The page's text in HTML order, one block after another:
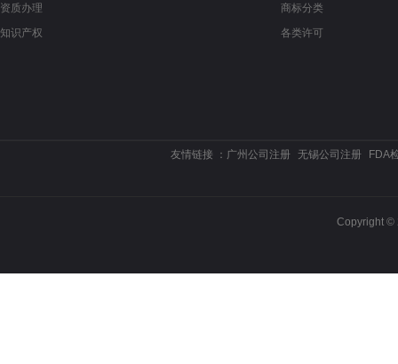
资质办理
知识产权
商标分类
各类许可
友情链接 ： 广州公司注册 无锡公司注册 FDA
Copyright ©